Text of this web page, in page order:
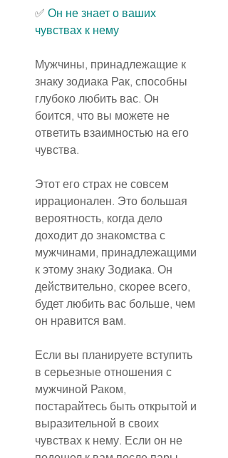
✅ Он не знает о ваших
чувствах к нему
Мужчины, принадлежащие к
знаку зодиака Рак, способны
глубоко любить вас. Он
боится, что вы можете не
ответить взаимностью на его
чувства.
Этот его страх не совсем
иррационален. Это большая
вероятность, когда дело
доходит до знакомства с
мужчинами, принадлежащими
к этому знаку Зодиака. Он
действительно, скорее всего,
будет любить вас больше, чем
он нравится вам.
Если вы планируете вступить
в серьезные отношения с
мужчиной Раком,
постарайтесь быть открытой и
выразительной в своих
чувствах к нему. Если он не